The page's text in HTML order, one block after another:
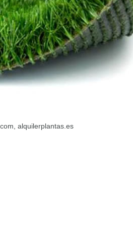
alquilerplantas.es